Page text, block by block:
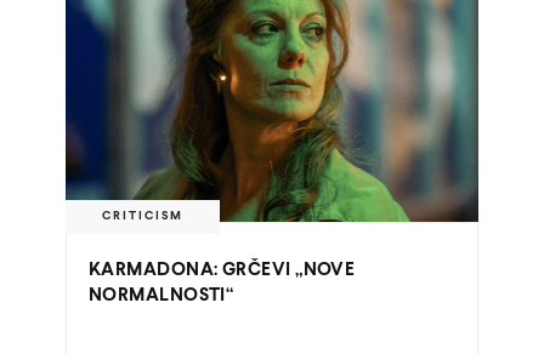
CRITICISM
KARMADONA: GRČEVI „NOVE
NORMALNOSTI“